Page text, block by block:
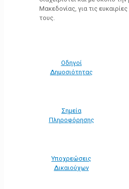
Μακεδονίας, για τις
τους.
Οδηγοί
Δημοσιότητας
Σημεία
Πληροφόρησης
Υποχρεώσεις
Δικαιούχων